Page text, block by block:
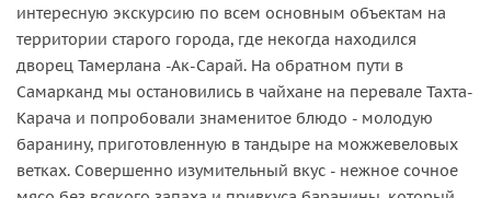
интересную экскурсию по всем основным объектам на
территории старого города, где некогда находился
дворец Тамерлана -Ак-Сарай. На обратном пути в
Самарканд мы остановились в чайхане на перевале Тахта-
Карача и попробовали знаменитое блюдо - молодую
баранину, приготовленную в тандыре на можжевеловых
ветках. Совершенно изумительный вкус - нежное сочное